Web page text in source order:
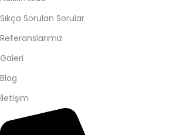
Sıkça Sorulan Sorular
Referanslarımız
Galeri
Blog
İletişim